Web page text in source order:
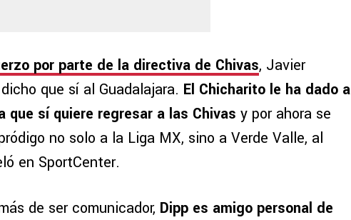
por parte de la directiva de Chivas, Javier
que sí al Guadalajara. El Chicharito le ha dado a
que sí quiere regresar a las Chivas y por ahora se
no solo a la Liga MX, sino a Verde Valle, al
en SportCenter.
de ser comunicador, Dipp es amigo personal de